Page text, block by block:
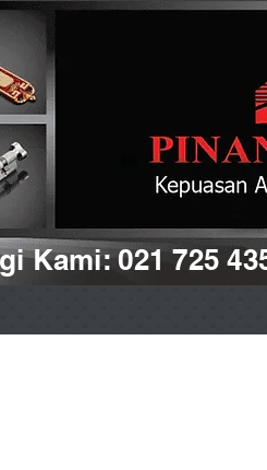
Kami: 021 725